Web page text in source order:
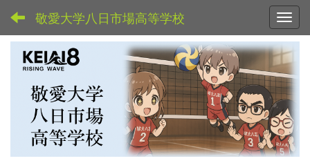
敬愛大学八日市場高等学校